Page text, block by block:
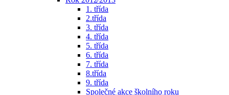
1. třída
2.třída
3. třída
4. třída
5. třída
6. třída
7. třída
8.třída
9. třída
Společné akce školního roku